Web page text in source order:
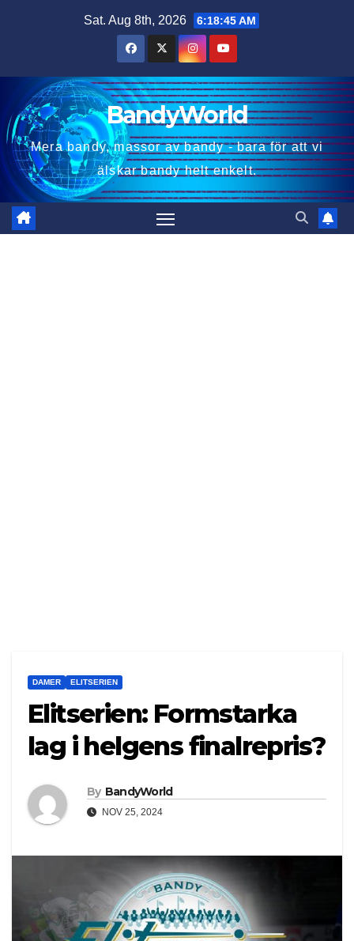
Sat. Aug 8th, 2026 6:18:46 AM
BandyWorld
Mera bandy, massor av bandy - bara för att vi
älskar bandy helt enkelt.
DAMER ELITSERIEN
Elitserien: Formstarka
lag i helgens finalrepris?
By BandyWorld
NOV 25, 2024